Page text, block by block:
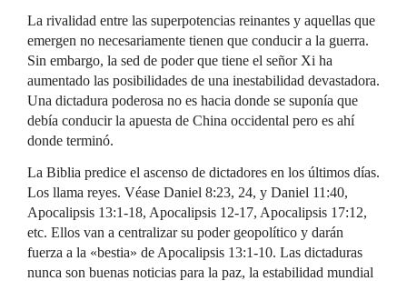
La rivalidad entre las superpotencias reinantes y aquellas que
emergen no necesariamente tienen que conducir a la guerra.
Sin embargo, la sed de poder que tiene el señor Xi ha
aumentado las posibilidades de una inestabilidad devastadora.
Una dictadura poderosa no es hacia donde se suponía que
debía conducir la apuesta de China occidental pero es ahí
donde terminó.
La Biblia predice el ascenso de dictadores en los últimos días.
Los llama reyes. Véase Daniel 8:23, 24, y Daniel 11:40,
Apocalipsis 13:1-18, Apocalipsis 12-17, Apocalipsis 17:12,
etc. Ellos van a centralizar su poder geopolítico y darán
fuerza a la «bestia» de Apocalipsis 13:1-10. Las dictaduras
nunca son buenas noticias para la paz, la estabilidad mundial